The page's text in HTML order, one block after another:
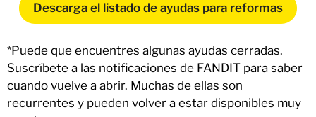
Descarga el listado de ayudas para reformas
*Puede que encuentres algunas ayudas cerradas.
Suscríbete a las notificaciones de FANDIT para saber
cuando vuelve a abrir. Muchas de ellas son
recurrentes y pueden volver a estar disponibles muy